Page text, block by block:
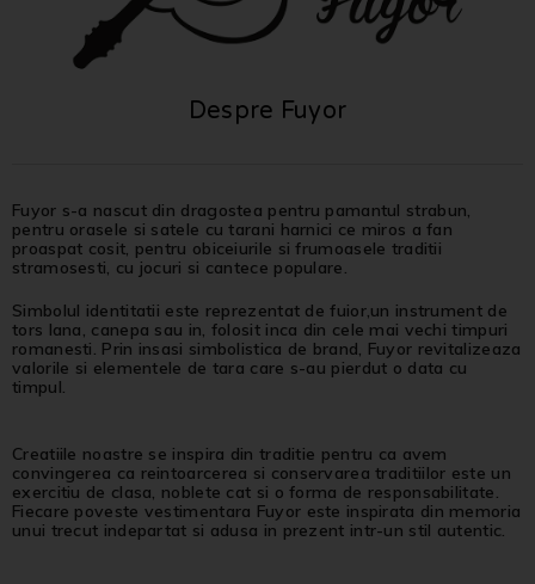
Despre Fuyor
Fuyor s-a nascut din dragostea pentru pamantul strabun,
pentru orasele si satele cu tarani harnici ce miros a fan
proaspat cosit, pentru obiceiurile si frumoasele traditii
stramosesti, cu jocuri si cantece populare.
Simbolul identitatii este reprezentat de fuior,un instrument de
tors lana, canepa sau in, folosit inca din cele mai vechi timpuri
romanesti. Prin insasi simbolistica de brand, Fuyor revitalizeaza
valorile si elementele de tara care s-au pierdut o data cu
timpul.
Creatiile noastre se inspira din traditie pentru ca avem
convingerea ca reintoarcerea si conservarea traditiilor este un
exercitiu de clasa, noblete cat si o forma de responsabilitate.
Fiecare poveste vestimentara Fuyor este inspirata din memoria
unui trecut indepartat si adusa in prezent intr-un stil autentic.